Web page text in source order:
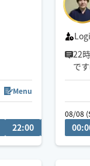
や不
なく"根
Menu
22:00
22
です
💬
て
調
08/08